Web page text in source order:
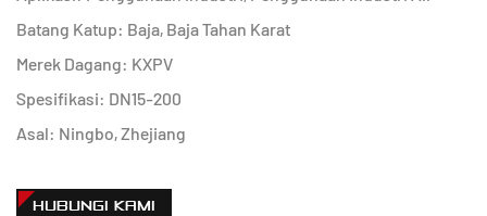
Batang Katup: Baja, Baja Tahan Karat
Merek Dagang: KXPV
Spesifikasi: DN15-200
Asal: Ningbo, Zhejiang
HUBUNGI KAMI